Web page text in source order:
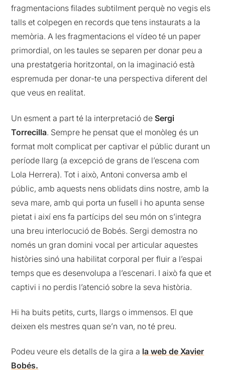
fragmentacions filades subtilment perquè no vegis els
talls et colpegen en records que tens instaurats a la
memòria. A les fragmentacions el vídeo té un paper
primordial, on les taules se separen per donar peu a
una prestatgeria horitzontal, on la imaginació està
espremuda per donar-te una perspectiva diferent del
que veus en realitat.
Un esment a part té la interpretació deSergi
Torrecilla. Sempre he pensat que el monòleg és un
format molt complicat per captivar el públic durant un
període llarg (a excepció de grans de l’escena com
Lola Herrera). Tot i això, Antoni conversa amb el
públic, amb aquests nens oblidats dins nostre, amb la
seva mare, amb qui porta un fusell i ho apunta sense
pietat i així ens fa partícips del seu món on s’integra
una breu interlocució de Bobés. Sergi demostra no
només un gran domini vocal per articular aquestes
històries sinó una habilitat corporal per fluir a l’espai
temps que es desenvolupa a l’escenari. I això fa que et
captivi i no perdis l’atenció sobre la seva història.
Hi ha buits petits, curts, llargs o immensos. El que
deixen els mestres quan se’n van, no té preu.
Podeu veure els detalls de la gira a la web de Xavier
Bobés.